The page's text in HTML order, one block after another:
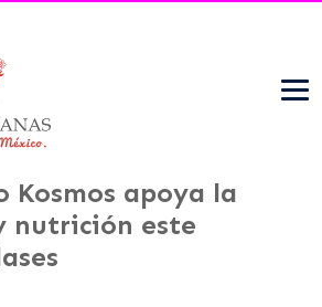
Kosmos apoya la
nutrición este